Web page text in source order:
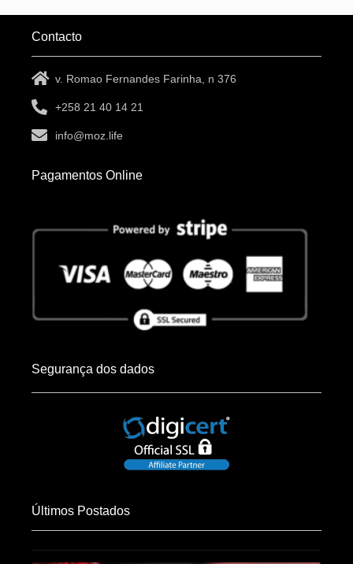
Contacto
v. Romao Fernandes Farinha, n 376
+258 21 40 14 21
info@moz.life
Pagamentos Online
Segurança dos dados
Últimos Postados